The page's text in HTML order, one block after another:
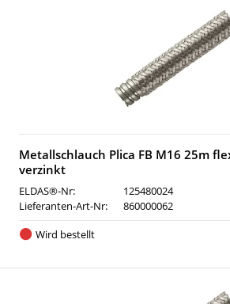
Metallschlauch Plica FB M16 25m
verzinkt
ELDAS®-Nr:
125480024
Lieferanten-Art-Nr:
860000062
Wird bestellt